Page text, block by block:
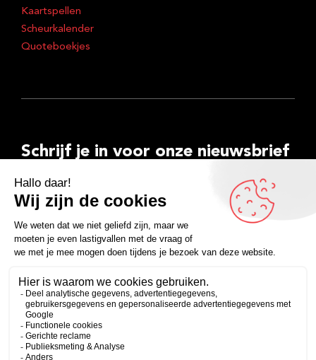
Kaartspellen
Scheurkalender
Quoteboekjes
Schrijf je in voor onze nieuwsbrief
E-
mailadres
Inschrijven
FacebookInstagramLinkedInYouTubeSpotify